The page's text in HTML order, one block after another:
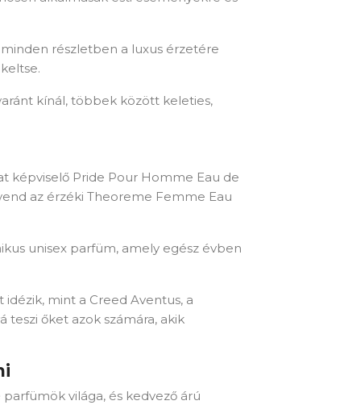
részletben a luxus érzetére
kínál, többek között keleties,
képviselő Pride Pour Homme Eau de
az érzéki Theoreme Femme Eau
unisex parfüm, amely egész évben
mint a Creed Aventus, a
teszi őket azok számára, akik
világa, és kedvező árú